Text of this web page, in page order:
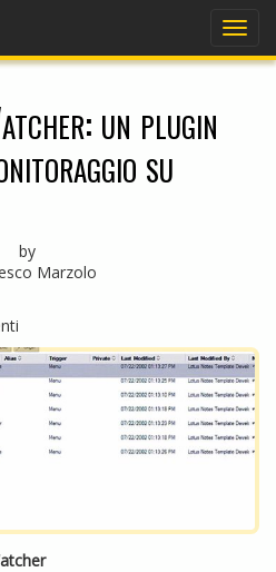
un plugin
su
by
Marzolo